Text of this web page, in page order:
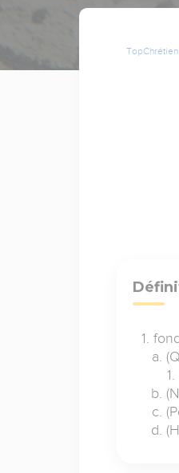
TopChrétien